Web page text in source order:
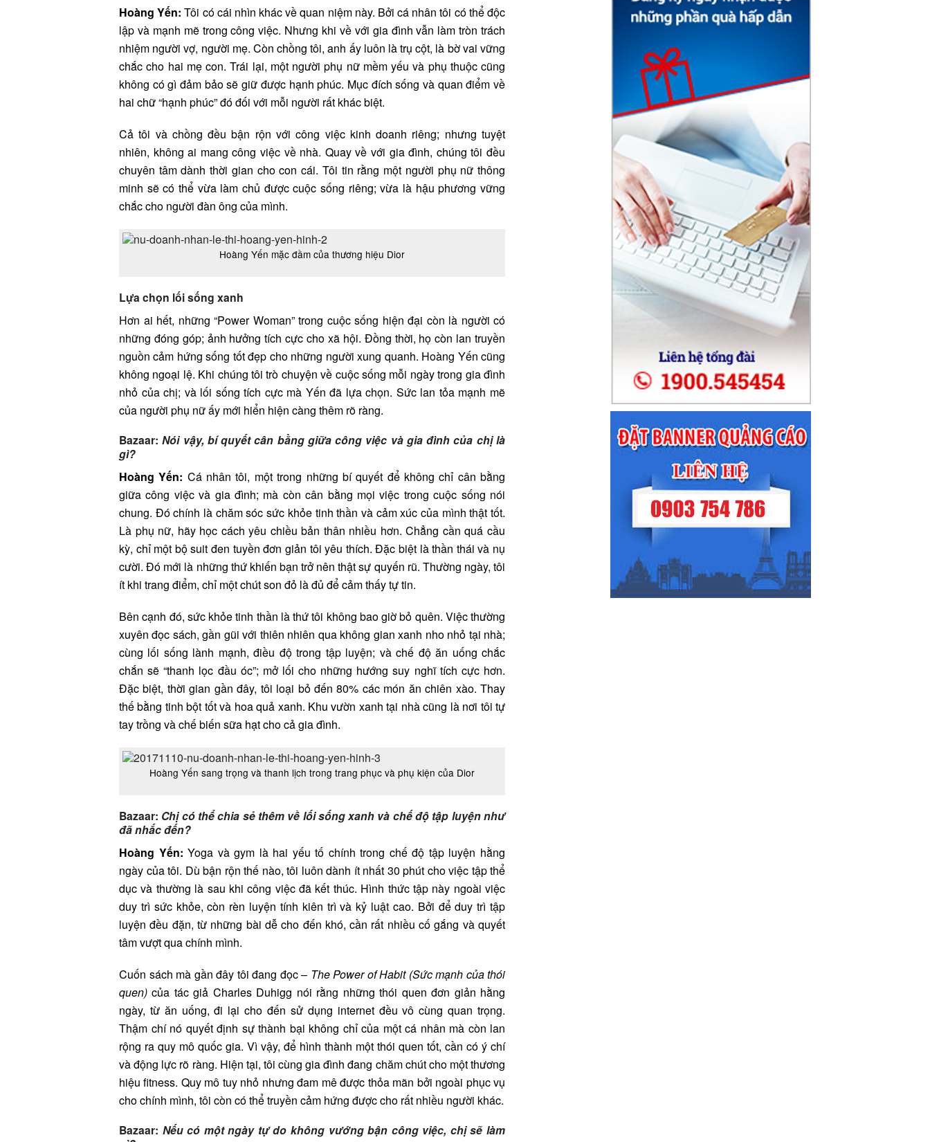
Hoàng Yến:Tôi có cái nhìn khác về quan niệm này. Bởi cá nhân tôi có thể độc
lập và mạnh mẽ trong công việc. Nhưng khi về với gia đình vẫn làm tròn trách
nhiệm người vợ, người mẹ. Còn chồng tôi, anh ấy luôn là trụ cột, là bờ vai vững
chắc cho hai mẹ con. Trái lại, một người phụ nữ mềm yếu và phụ thuộc cũng
không có gì đảm bảo sẽ giữ được hạnh phúc. Mục đích sống và quan điểm về
hai chữ “hạnh phúc” đó đối với mỗi người rất khác biệt.
Cả tôi và chồng đều bận rộn với công việc kinh doanh riêng; nhưng tuyệt
nhiên, không ai mang công việc về nhà. Quay về với gia đình, chúng tôi đều
chuyên tâm dành thời gian cho con cái. Tôi tin rằng một người phụ nữ thông
minh sẽ có thể vừa làm chủ được cuộc sống riêng; vừa là hậu phương vững
chắc cho người đàn ông của mình.
Hoàng Yến mặc đầm của thương hiệu Dior
Lựa chọn lối sống xanh
Hơn ai hết, những “Power Woman” trong cuộc sống hiện đại còn là người có
những đóng góp; ảnh hưởng tích cực cho xã hội. Đồng thời, họ còn lan truyền
nguồn cảm hứng sống tốt đẹp cho những người xung quanh. Hoàng Yến cũng
không ngoại lệ. Khi chúng tôi trò chuyện về cuộc sống mỗi ngày trong gia đình
nhỏ của chị; và lối sống tích cực mà Yến đã lựa chọn. Sức lan tỏa mạnh mẽ
của người phụ nữ ấy mới hiển hiện càng thêm rõ ràng.
Bazaar:Nói vậy, bí quyết cân bằng giữa công việc và gia đình của chị là
gì?
Hoàng Yến: Cá nhân tôi, một trong những bí quyết để không chỉ cân bằng
giữa công việc và gia đình; mà còn cân bằng mọi việc trong cuộc sống nói
chung. Đó chính là chăm sóc sức khỏe tinh thần và cảm xúc của mình thật tốt.
Là phụ nữ, hãy học cách yêu chiều bản thân nhiều hơn. Chẳng cần quá cầu
kỳ, chỉ một bộ suit đen tuyền đơn giản tôi yêu thích. Đặc biệt là thần thái và nụ
cười. Đó mới là những thứ khiến bạn trở nên thật sự quyến rũ. Thường ngày, tôi
ít khi trang điểm, chỉ một chút son đỏ là đủ để cảm thấy tự tin.
Bên cạnh đó, sức khỏe tinh thần là thứ tôi không bao giờ bỏ quên. Việc thường
xuyên đọc sách, gần gũi với thiên nhiên qua không gian xanh nho nhỏ tại nhà;
cùng lối sống lành mạnh, điều độ trong tập luyện; và chế độ ăn uống chắc
chắn sẽ “thanh lọc đầu óc”; mở lối cho những hướng suy nghĩ tích cực hơn.
Đặc biệt, thời gian gần đây, tôi loại bỏ đến 80% các món ăn chiên xào. Thay
thế bằng tinh bột tốt và hoa quả xanh. Khu vườn xanh tại nhà cũng là nơi tôi tự
tay trồng và chế biến sữa hạt cho cả gia đình.
Hoàng Yến sang trọng và thanh lịch trong trang phục và phụ kiện của Dior
Bazaar: Chị có thể chia sẻ thêm về lối sống xanh và chế độ tập luyện như
đã nhắc đến?
Hoàng Yến:Yoga và gym là hai yếu tố chính trong chế độ tập luyện hằng
ngày của tôi. Dù bận rộn thế nào, tôi luôn dành ít nhất 30 phút cho việc tập thể
dục và thường là sau khi công việc đã kết thúc. Hình thức tập này ngoài việc
duy trì sức khỏe, còn rèn luyện tính kiên trì và kỷ luật cao. Bởi để duy trì tập
luyện đều đặn, từ những bài dễ cho đến khó, cần rất nhiều cố gắng và quyết
tâm vượt qua chính mình.
Cuốn sách mà gần đây tôi đang đọc – The Power of Habit (Sức mạnh của thói
quen) của tác giả Charles Duhigg nói rằng những thói quen đơn giản hằng
ngày, từ ăn uống, đi lại cho đến sử dụng internet đều vô cùng quan trọng.
Thậm chí nó quyết định sự thành bại không chỉ của một cá nhân mà còn lan
rộng ra quy mô quốc gia. Vì vậy, để hình thành một thói quen tốt, cần có ý chí
và động lực rõ ràng. Hiện tại, tôi cùng gia đình đang chăm chút cho một thương
hiệu fitness. Quy mô tuy nhỏ nhưng đam mê được thỏa mãn bởi ngoài phục vụ
cho chính mình, tôi còn có thể truyền cảm hứng được cho rất nhiều người khác.
Bazaar: Nếu có một ngày tự do không vướng bận công việc, chị sẽ làm